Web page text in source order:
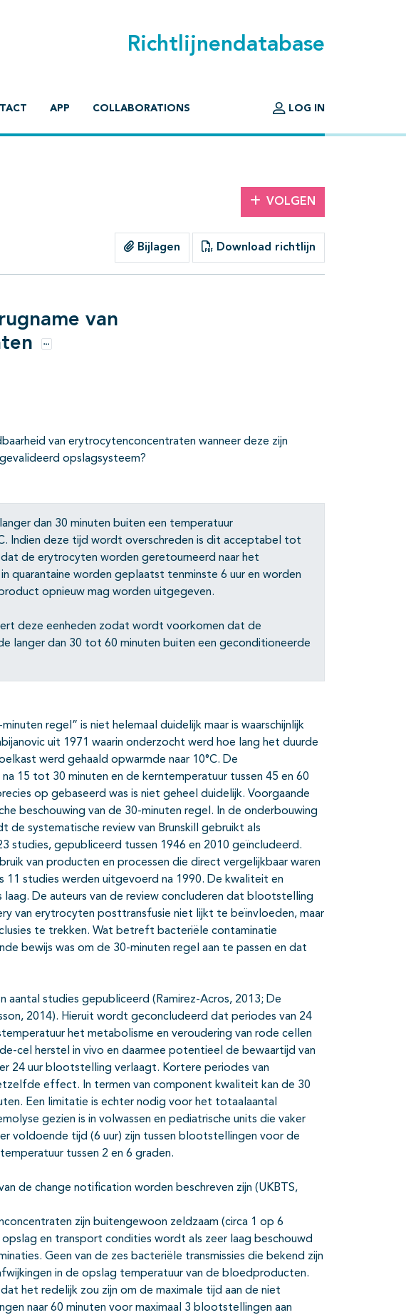
Richtlijnendatabase
APP COLLABORATIONS LOG IN
VOLGEN
Bijlagen Download richtlijn
van
Opties
van erytrocytenconcentraten wanneer deze zijn
opslagsysteem?
dan 30 minuten buiten een temperatuur
Indien deze tijd wordt overschreden is dit acceptabel tot
de erytrocyten worden geretourneerd naar het
quarantaine worden geplaatst tenminste 6 uur en worden
opnieuw mag worden uitgegeven.
deze eenheden zodat wordt voorkomen dat de
langer dan 30 tot 60 minuten buiten een geconditioneerde
regel” is niet helemaal duidelijk maar is waarschijnlijk
uit 1971 waarin onderzocht werd hoe lang het duurde
werd gehaald opwarmde naar 10°C. De
15 tot 30 minuten en de kerntemperatuur tussen 45 en 60
op gebaseerd was is niet geheel duidelijk. Voorgaande
beschouwing van de 30-minuten regel. In de onderbouwing
systematische review van Brunskill gebruikt als
studies, gepubliceerd tussen 1946 en 2010 geïncludeerd.
van producten en processen die direct vergelijkbaar waren
11 studies werden uitgevoerd na 1990. De kwaliteit en
laag. De auteurs van de review concluderen dat blootstelling
van erytrocyten posttransfusie niet lijkt te beïnvloeden, maar
te trekken. Wat betreft bacteriële contaminatie
bewijs was om de 30-minuten regel aan te passen en dat
aantal studies gepubliceerd (Ramirez-Acros, 2013; De
2014). Hieruit wordt geconcludeerd dat periodes van 24
het metabolisme en veroudering van rode cellen
cel herstel in vivo en daarmee potentieel de bewaartijd van
24 uur blootstelling verlaagt. Kortere periodes van
effect. In termen van component kwaliteit kan de 30
Een limitatie is echter nodig voor het totaalaantal
gezien is in volwassen en pediatrische units die vaker
voldoende tijd (6 uur) zijn tussen blootstellingen voor de
tussen 2 en 6 graden.
de change notification worden beschreven zijn (UKBTS,
zijn buitengewoon zeldzaam (circa 1 op 6
en transport condities wordt als zeer laag beschouwd
Geen van de zes bacteriële transmissies die bekend zijn
in de opslag temperatuur van de bloedproducten.
het redelijk zou zijn om de maximale tijd aan de niet
naar 60 minuten voor maximaal 3 blootstellingen aan